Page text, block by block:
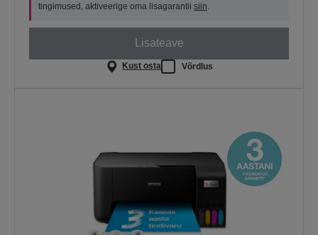
tingimused, aktiveerige oma lisagarantii siin
Lisateave
Kust osta Võrdlus